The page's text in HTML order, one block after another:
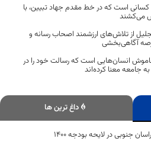
کسانی است که در خط مقدم جهاد تبیین، با
می‌کشند
از تلاش‌های ارزشمند اصحاب رسانه و
آگاهی‌بخشی
انسان‌هایی است که رسالت خود را در
معنا کرده‌اند
داغ ترین ها